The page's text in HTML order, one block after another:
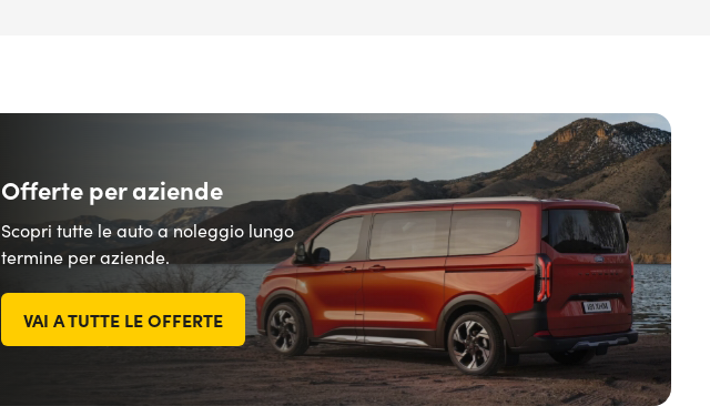
Offerte per aziende
Scopri tutte le auto a noleggio lungo
termine per aziende.
VAI A TUTTE LE OFFERTE